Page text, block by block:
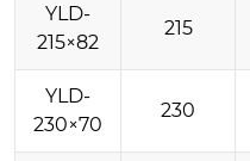
YLD-
215×82
215
YLD-
230×70
230